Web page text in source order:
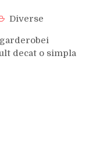
Diverse
decat o simpla